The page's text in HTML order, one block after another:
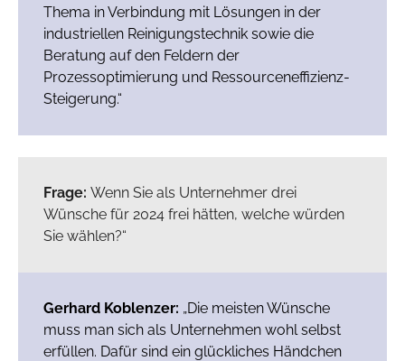
Thema in Verbindung mit Lösungen in der
industriellen Reinigungstechnik sowie die
Beratung auf den Feldern der
Prozessoptimierung und Ressourceneffizienz-
Steigerung.“
Frage: Wenn Sie als Unternehmer drei
Wünsche für 2024 frei hätten, welche würden
Sie wählen?“
Gerhard Koblenzer: „Die meisten Wünsche
muss man sich als Unternehmen wohl selbst
erfüllen. Dafür sind ein glückliches Händchen